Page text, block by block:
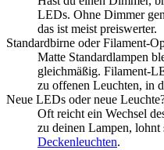
LEDs. Ohne Dimmer
das ist meist preiswerter.
Standardbirne oder Filament-
Matte Standardlampen
gleichmäßig. Filament-
zu offenen Leuchten, in
Neue LEDs oder neue
Oft reicht ein Wechsel
zu deinen Lampen,
Deckenleuchten.